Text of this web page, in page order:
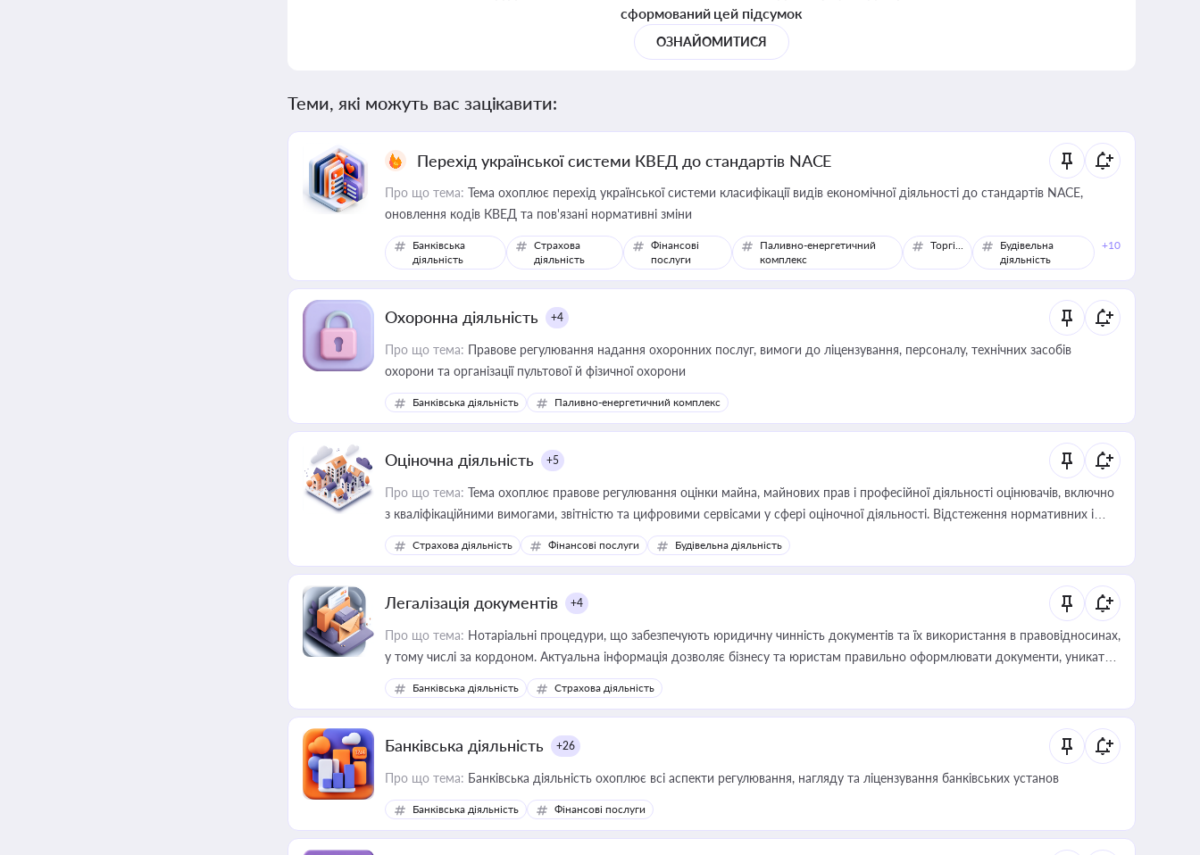
сформований цей підсумок
ОЗНАЙОМИТИСЯ
Теми, які можуть вас зацікавити:
Перехід української системи КВЕД до стандартів NACE
Про що тема: Тема охоплює перехід української системи класифікації видів економічної діяльності до стандартів NACE,
оновлення кодів КВЕД та пов'язані нормативні зміни
Банківська
діяльність
Страхова
діяльність
Фінансові
послуги
Паливно-енергетичний
комплекс
Торгівля
Будівельна
діяльність
+10
Охоронна діяльність +4
Про що тема: Правове регулювання надання охоронних послуг, вимоги до ліцензування, персоналу, технічних засобів
охорони та організації пультової й фізичної охорони
Банківська діяльність Паливно-енергетичний комплекс
Оціночна діяльність +5
Про що тема: Тема охоплює правове регулювання оцінки майна, майнових прав і професійної діяльності оцінювачів, включно
з кваліфікаційними вимогами, звітністю та цифровими сервісами у сфері оціночної діяльності. Відстеження нормативних і
медійних змін у цій сфері корисне для власника бізнесу, керівника, юриста або бухгалтера під час оподаткування,
приватизації, оренди державного майна, корпоративних угод і перевірки статусу суб'єктів оціночної діяльності
Страхова діяльність Фінансові послуги Будівельна діяльність
Легалізація документів +4
Про що тема: Нотаріальні процедури, що забезпечують юридичну чинність документів та їх використання в правовідносинах,
у тому числі за кордоном. Актуальна інформація дозволяє бізнесу та юристам правильно оформлювати документи, уникати
ризиків недійсності та забезпечувати їх належне прийняття органами влади та контрагентами
Банківська діяльність Страхова діяльність
Банківська діяльність +26
Про що тема: Банківська діяльність охоплює всі аспекти регулювання, нагляду та ліцензування банківських установ
Банківська діяльність Фінансові послуги